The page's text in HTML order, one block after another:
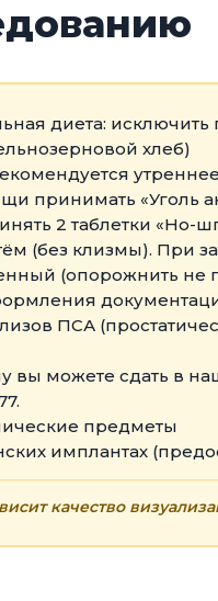
диета:
хлеб)
принимать «Уголь
2 таблетки «Но-
(без клизмы). При
(опорожнить не
ПСА
можете сдать в
предметы
имплантах
качество